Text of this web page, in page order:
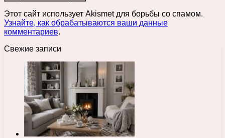
Этот сайт использует Akismet для борьбы со спамом.
Узнайте, как обрабатываются ваши данные
комментариев.
Свежие записи